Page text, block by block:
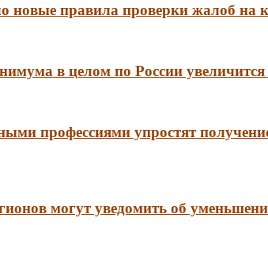
новые правила проверки жалоб на
в целом по России увеличится
профессиями упростят
могут уведомить об